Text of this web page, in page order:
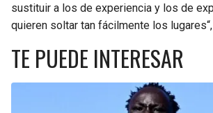
sustituir a los de experiencia y los de
quieren soltar tan fácilmente los
TE PUEDE INTERESAR